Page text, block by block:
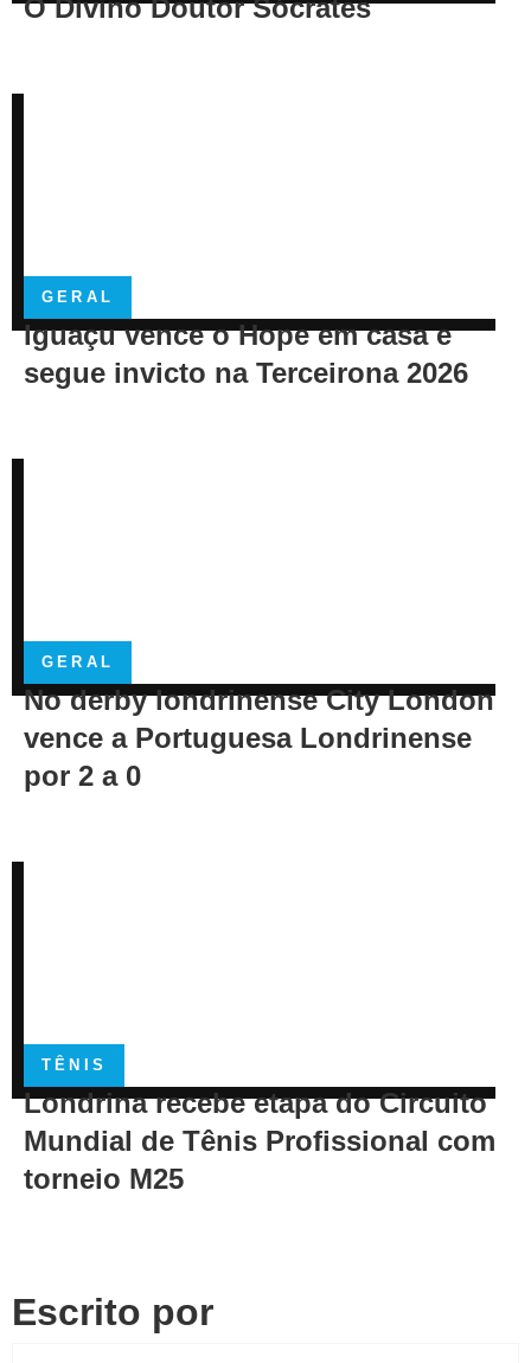
O Divino Doutor Sócrates
GERAL
Iguaçu vence o Hope em casa e
segue invicto na Terceirona 2026
GERAL
No derby londrinense City London
vence a Portuguesa Londrinense
por 2 a 0
TÊNIS
Londrina recebe etapa do Circuito
Mundial de Tênis Profissional com
torneio M25
Escrito por